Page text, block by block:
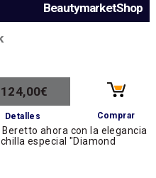
BeautymarketShop
124,00€
Detalles Comprar
ahora con la elegancia
especial "Diamond